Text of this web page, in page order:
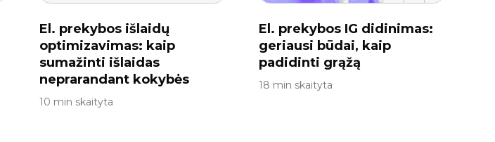
El. prekybos išlaidų
optimizavimas: kaip
sumažinti išlaidas
neprarandant kokybės
10 min skaityta
El. prekybos IG didinimas:
geriausi būdai, kaip
padidinti grąžą
18 min skaityta